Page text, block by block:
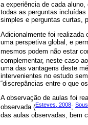
a experiência de cada
todas as perguntas
simples e perguntas curtas,
Adicionalmente foi realizada
uma perspetiva global, e
mesmos podem não estar
complementar, neste caso
uma das vantagens deste
intervenientes no estudo
“discrepâncias entre o que
A observação de aulas foi
observada (Esteves, 2008;
das aulas observadas, bem